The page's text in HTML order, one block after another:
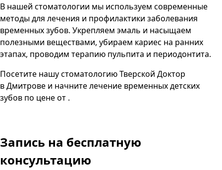
В нашей стоматологии мы используем современные
методы для лечения и профилактики заболевания
временных зубов. Укрепляем эмаль и насыщаем
полезными веществами, убираем кариес на ранних
этапах, проводим терапию пульпита и периодонтита.
Посетите нашу стоматологию Тверской Доктор
в Дмитрове и начните лечение временных детских
зубов по цене от .
Запись на бесплатную
консультацию